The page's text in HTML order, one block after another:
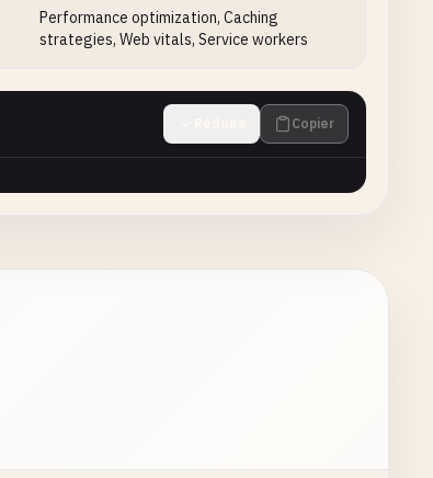
Performance optimization, Caching
strategies, Web vitals, Service workers
Copier